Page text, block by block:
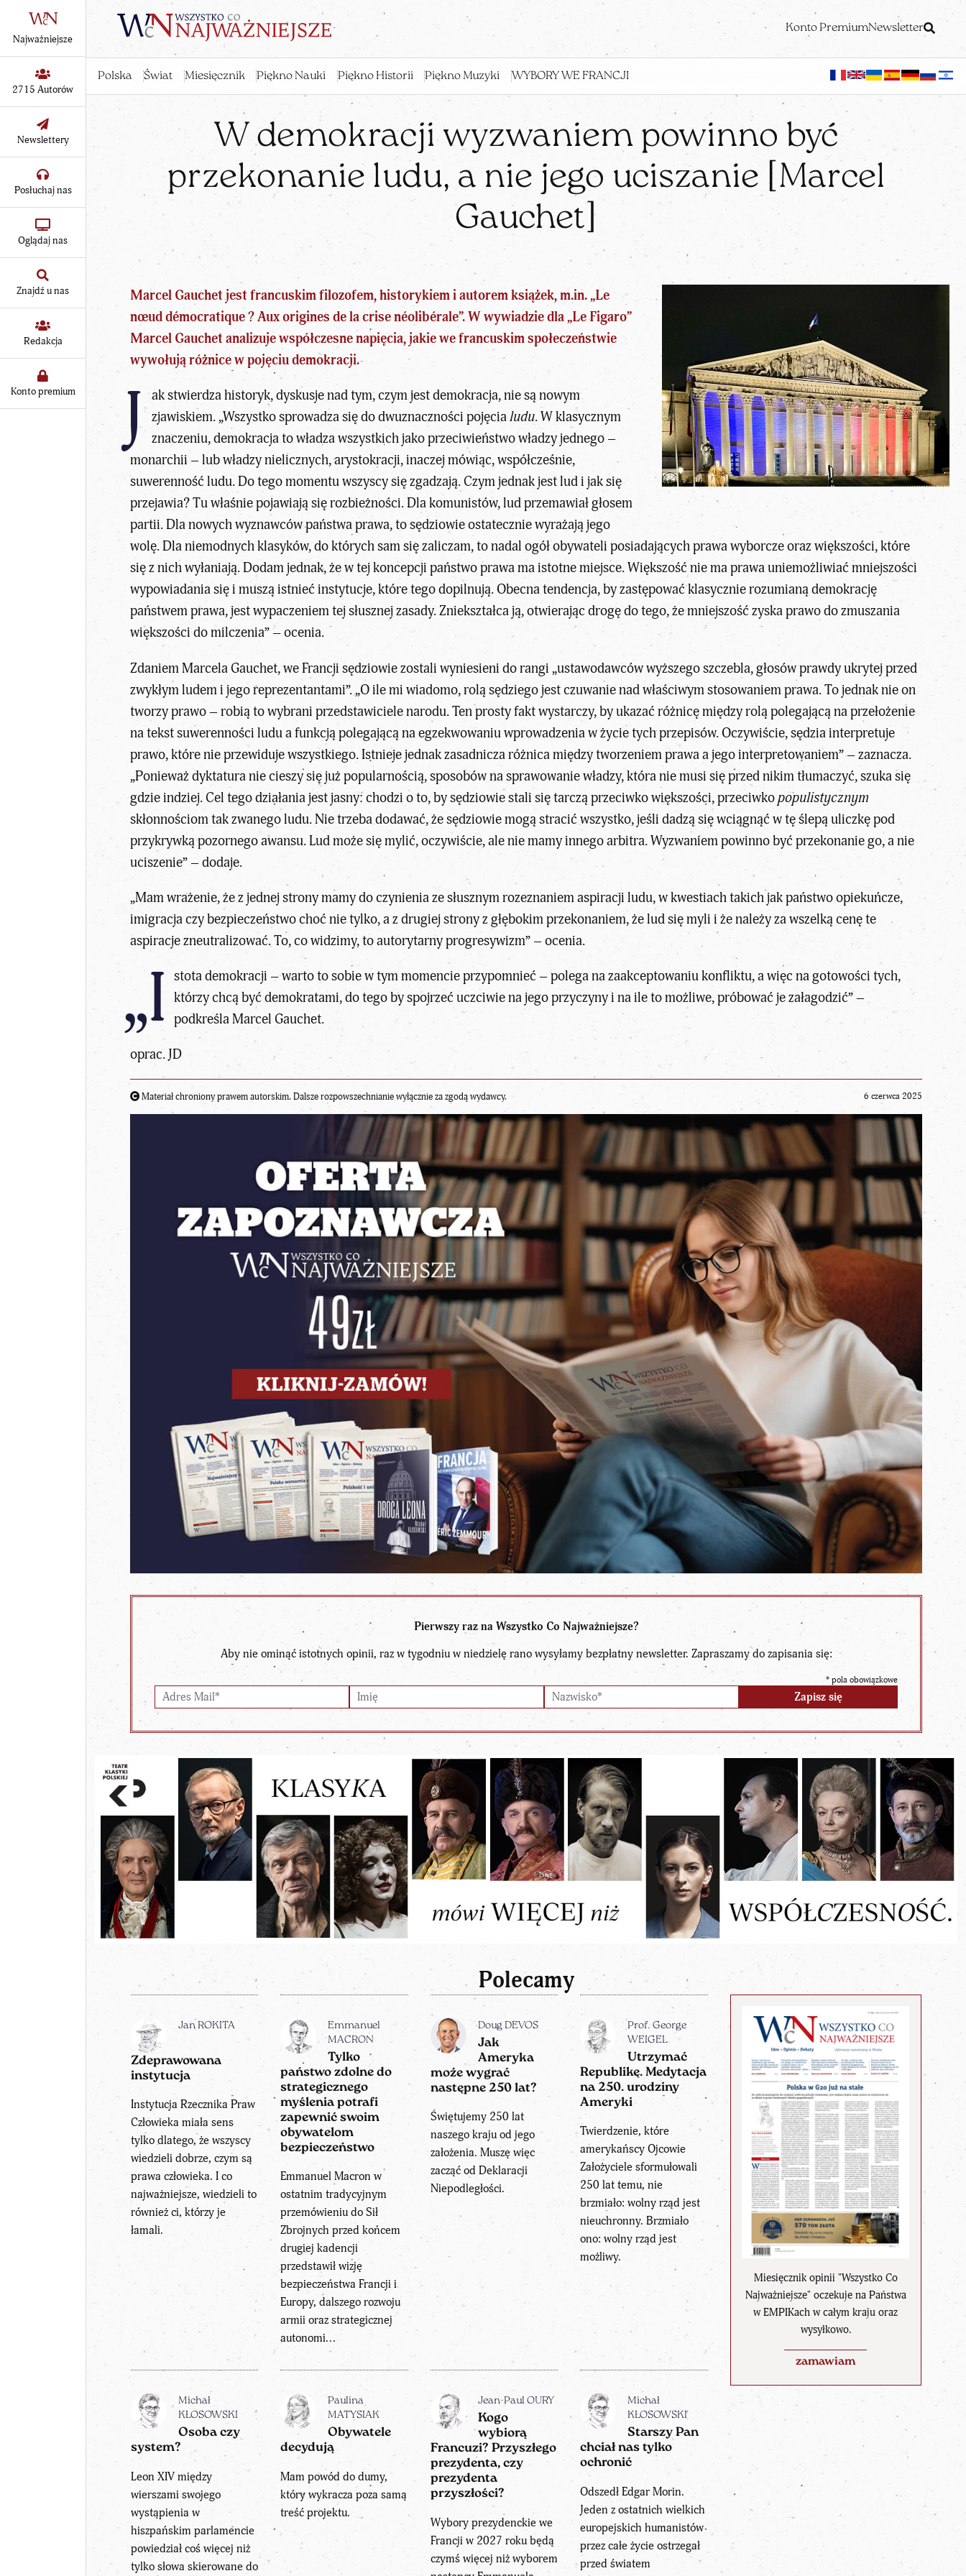
Konto PremiumNewsletter
Polska Świat Miesięcznik Piękno Nauki Piękno Historii Piękno Muzyki WYBORY WE FRANCJI
Najważniejsze
2715 Autorów
Newslettery
Posłuchaj nas
Oglądaj nas
Znajdź u nas
Redakcja
Konto premium
W demokracji wyzwaniem powinno być
przekonanie ludu, a nie jego uciszanie [Marcel
Gauchet]
Marcel Gauchet jest francuskim filozofem, historykiem i autorem książek, m.in. „Le
nœud démocratique ? Aux origines de la crise néolibérale”. W wywiadzie dla „Le Figaro”
Marcel Gauchet analizuje współczesne napięcia, jakie wefrancuskim społeczeństwie
wywołują różnice w pojęciu demokracji.
J ak stwierdza historyk, dyskusje nad tym, czym jest demokracja, nie są nowym
zjawiskiem. „Wszystko sprowadza się do dwuznaczności pojęcialudu. W klasycznym
znaczeniu, demokracja to władza wszystkich jako przeciwieństwo władzy jednego –
monarchii – lubwładzy nielicznych, arystokracji, inaczej mówiąc, współcześnie,
suwerenność ludu. Do tego momentu wszyscy się zgadzają. Czym jednak jest lud i jak się
przejawia? Tu właśnie pojawiają się rozbieżności. Dla komunistów, lud przemawiał głosem
partii. Dla nowych wyznawców państwa prawa, to sędziowie ostatecznie wyrażają jego
wolę. Dla niemodnych klasyków, do których sam się zaliczam, to nadal ogół obywateli posiadającychprawa wyborczeoraz większości, które
się z nich wyłaniają. Dodam jednak, że w tej koncepcji państwo prawa ma istotne miejsce. Większość nie ma prawa uniemożliwiać mniejszości
wypowiadania się i muszą istnieć instytucje, które tego dopilnują. Obecna tendencja, by zastępować klasycznie rozumianą demokrację
państwem prawa, jest wypaczeniem tej słusznej zasady. Zniekształca ją, otwierając drogę do tego, że mniejszość zyska prawo do zmuszania
większości do milczenia” – ocenia.
Zdaniem Marcela Gauchet,we Francji sędziowie zostali wyniesieni do rangi „ustawodawców wyższego szczebla, głosów prawdy ukrytej przed
zwykłym ludem i jego reprezentantami”. „O ile mi wiadomo, rolą sędziego jest czuwanie nad właściwym stosowaniem prawa. To jednak nie on
tworzy prawo – robią to wybrani przedstawiciele narodu. Ten prosty fakt wystarczy, by ukazać różnicę między rolą polegającą na przełożenie
na tekst suwerenności ludu a funkcją polegającą na egzekwowaniu wprowadzenia w życie tych przepisów. Oczywiście, sędzia interpretuje
prawo, które nie przewiduje wszystkiego. Istnieje jednak zasadnicza różnica między tworzeniem prawa a jego interpretowaniem” –zaznacza.
„Ponieważ dyktatura nie cieszy się już popularnością, sposobów na sprawowanie władzy, która nie musi się przed nikim tłumaczyć, szuka się
gdzie indziej. Cel tego działania jest jasny: chodzi o to, by sędziowie stali się tarczą przeciwko większości, przeciwkopopulistycznym
skłonnościom tak zwanego ludu. Nie trzeba dodawać, że sędziowie mogą stracić wszystko, jeśli dadzą się wciągnąć w tę ślepą uliczkę pod
przykrywką pozornego awansu. Lud może się mylić, oczywiście, ale nie mamy innego arbitra. Wyzwaniem powinno być przekonanie go, a nie
uciszenie” – dodaje.
„Mam wrażenie, że z jednej strony mamy do czynienia ze słusznym rozeznaniemaspiracji ludu, w kwestiach takich jak państwo opiekuńcze,
imigracja czy bezpieczeństwo choć nie tylko, a z drugiej strony z głębokim przekonaniem, że lud się myli i że należy za wszelką cenę te
aspiracje zneutralizować. To, co widzimy, to autorytarny progresywizm” – ocenia.
„I stota demokracji – warto to sobie w tym momencie przypomnieć – polega na zaakceptowaniu konfliktu, a więc na gotowości tych,
którzy chcą być demokratami, do tego by spojrzeć uczciwie na jego przyczyny i na ile to możliwe, próbować je załagodzić” –
podkreśla Marcel Gauchet.
oprac. JD
Materiał chroniony prawem autorskim. Dalsze rozpowszechnianie wyłącznie za zgodą wydawcy. 6 czerwca 2025
Pierwszy raz na Wszystko Co Najważniejsze?
Aby nie ominąć istotnych opinii, raz w tygodniu w niedzielę rano wysyłamy bezpłatny newsletter. Zapraszamy do zapisania się:
*pola obowiązkowe
Polecamy
Miesięcznik opinii "Wszystko Co
Najważniejsze" oczekuje na Państwa
w EMPIKach w całym kraju oraz
wysyłkowo.
zamawiam
Jan ROKITA
Zdeprawowana
instytucja
Instytucja Rzecznika Praw
Człowieka miała sens
tylko dlatego, że wszyscy
wiedzieli dobrze, czym są
prawa człowieka. I co
najważniejsze, wiedzieli to
również ci, którzy je
łamali.
Emmanuel
MACRON
Tylko
państwo zdolne do
strategicznego
myślenia potrafi
zapewnić swoim
obywatelom
bezpieczeństwo
Emmanuel Macron w
ostatnim tradycyjnym
przemówieniu do Sił
Zbrojnych przed końcem
drugiej kadencji
przedstawił wizję
bezpieczeństwa Francji i
Europy, dalszego rozwoju
armii oraz strategicznej
autonomi...
Doug DEVOS
Jak
Ameryka
może wygrać
następne 250 lat?
Świętujemy 250 lat
naszego kraju od jego
założenia. Muszę więc
zacząć od Deklaracji
Niepodległości.
Prof. George
WEIGEL
Utrzymać
Republikę. Medytacja
na 250. urodziny
Ameryki
Twierdzenie, które
amerykańscy Ojcowie
Założyciele sformułowali
250 lat temu, nie
brzmiało: wolny rząd jest
nieuchronny. Brzmiało
ono: wolny rząd jest
możliwy.
Michał
KŁOSOWSKI
Osoba czy
system?
Leon XIV między
wierszami swojego
wystąpienia w
hiszpańskim parlamencie
powiedział coś więcej niż
tylko słowa skierowane do
Paulina
MATYSIAK
Obywatele
decydują
Mam powód do dumy,
który wykracza poza samą
treść projektu.
Jean-Paul OURY
Kogo
wybiorą
Francuzi? Przyszłego
prezydenta, czy
prezydenta
przyszłości?
Wybory prezydenckie we
Francji w 2027 roku będą
czymś więcej niż wyborem
Michał
KŁOSOWSKI
Starszy Pan
chciał nas tylko
ochronić
Odszedł Edgar Morin.
Jeden z ostatnich wielkich
europejskich humanistów
przez całe życie ostrzegał
przed światem